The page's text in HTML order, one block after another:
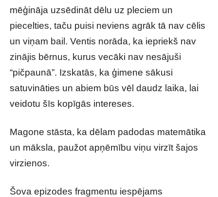
mēģināja uzsēdināt dēlu uz pleciem un
piecelties, taču puisi neviens agrāk tā nav cēlis
un viņam bail. Ventis norāda, ka iepriekš nav
zinājis bērnus, kurus vecāki nav nesājuši
“pičpaunā”. Izskatās, ka ģimene sākusi
satuvināties un abiem būs vēl daudz laika, lai
veidotu šīs kopīgās intereses.
Magone stāsta, ka dēlam padodas matemātika
un māksla, paužot apņēmību viņu virzīt šajos
virzienos.
Šova epizodes fragmentu iespējams